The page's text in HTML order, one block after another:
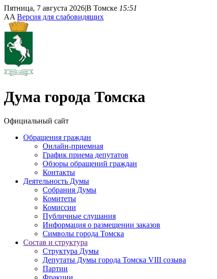
Пятница, 7 августа 2026|В Томске 15:51
AA Версия для слабовидящих
Дума города Томска
Официальный сайт
Обращения граждан
Онлайн-приемная
График приема депутатов
Обзоры обращений граждан
Контакты
Деятельность Думы
Собрания Думы
Комитеты
Комиссии
Публичные слушания
Информация о размещении заказов
Символы города Томска
Состав и структура
Структура Думы
Депутаты Думы города Томска VIII созыва
Партии
Фракции